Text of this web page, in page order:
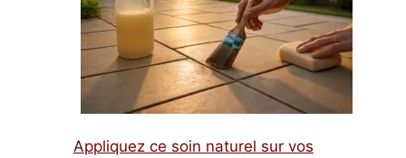
Appliquez ce soin naturel sur vos